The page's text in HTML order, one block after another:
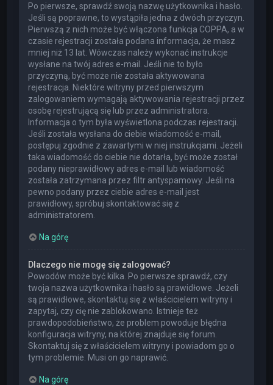
Po pierwsze, sprawdź swoją nazwę użytkownika i hasło.
Jeśli są poprawne, to wystąpiła jedna z dwóch przyczyn.
Pierwszą z nich może być włączona funkcja COPPA, a w
czasie rejestracji została podana informacja, że masz
mniej niż 13 lat. Wówczas należy wykonać instrukcje
wysłane na twój adres e-mail. Jeśli nie to było
przyczyną, być może nie została aktywowana
rejestracja. Niektóre witryny przed pierwszym
zalogowaniem wymagają aktywowania rejestracji przez
osobę rejestrującą się lub przez administratora.
Informacja o tym była wyświetlona podczas rejestracji.
Jeśli została wysłana do ciebie wiadomość e-mail,
postępuj zgodnie z zawartymi w niej instrukcjami. Jeżeli
taka wiadomość do ciebie nie dotarła, być może został
podany nieprawidłowy adres e-mail lub wiadomość
została zatrzymana przez filtr antyspamowy. Jeśli na
pewno podany przez ciebie adres e-mail jest
prawidłowy, spróbuj skontaktować się z
administratorem.
Na górę
Dlaczego nie mogę się zalogować?
Powodów może być kilka. Po pierwsze sprawdź, czy
twoja nazwa użytkownika i hasło są prawidłowe. Jeżeli
są prawidłowe, skontaktuj się z właścicielem witryny i
zapytaj, czy cię nie zablokowano. Istnieje też
prawdopodobieństwo, że problem powoduje błędna
konfiguracja witryny, na której znajduje się forum.
Skontaktuj się z właścicielem witryny i powiadom go o
tym problemie. Musi on go naprawić.
Na górę